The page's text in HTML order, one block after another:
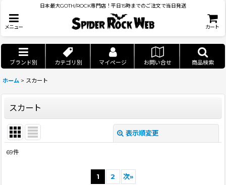
日本最大GOTH/ROCK専門店！平日15時までのご注文で当日発送
メニュー カート
ブランド別 カテゴリ別 マイページ お問い合せ 商品検索
ホーム > スカート
スカート
表示順変更
69件
1 2 次»